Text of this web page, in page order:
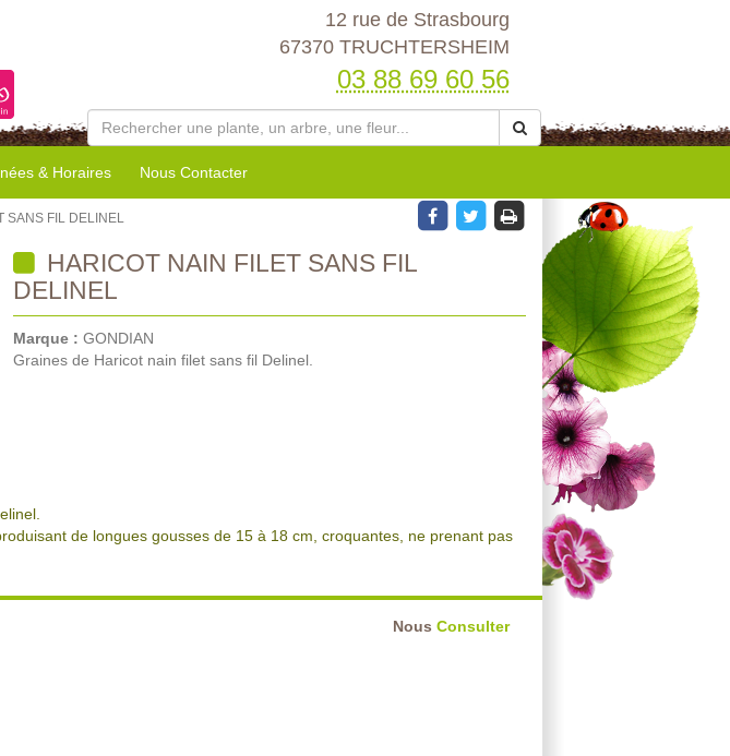
12 rue de Strasbourg
67370 TRUCHTERSHEIM
03 88 69 60 56
& Horaires Nous Contacter
SANS FIL DELINEL
HARICOT NAIN FILET SANS FIL
DELINEL
Marque : GONDIAN
Graines de Haricot nain filet sans fil Delinel.
de longues gousses de 15 à 18 cm, croquantes, ne prenant pas
Nous Consulter